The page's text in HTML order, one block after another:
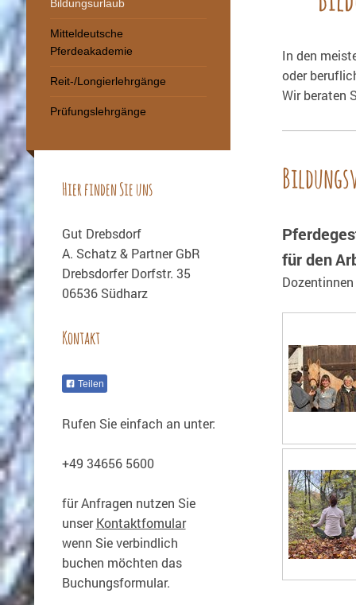
In den
oder
Wir beraten
für den
Bildungsurlaub
Mitteldeutsche
Pferdeakademie
Reit-/Longierlehrgänge
Prüfungslehrgänge
Hier finden Sie uns
Gut Drebsdorf
A. Schatz & Partner GbR
Drebsdorfer Dorfstr. 35
06536 Südharz
Kontakt
Teilen
Rufen Sie einfach an unter:
+49 34656 5600
für Anfragen nutzen Sie
unserKontaktfomular
wenn Sie verbindlich
buchen möchten das
Buchungsformular.